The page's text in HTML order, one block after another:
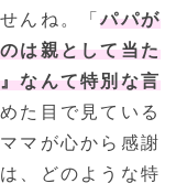
んね。「パパが
は親として当た
なんて特別な言
た目で見ている
マが心から感謝
、どのような特